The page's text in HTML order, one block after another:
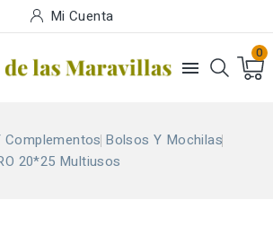
Mi Cuenta

0
Bolsos Y Mochilas
20*25 Multiusos